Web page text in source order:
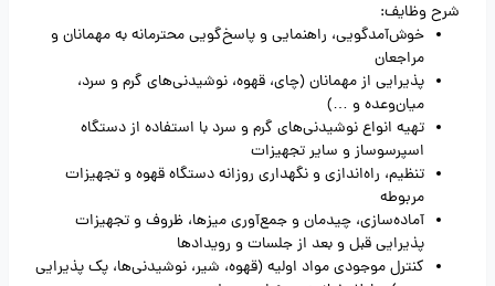
شرح وظایف:
خوش‌آمدگویی، راهنمایی و پاسخ‌گویی محترمانه به مهمانان و
مراجعان
پذیرایی از مهمانان (چای، قهوه، نوشیدنی‌های گرم و سرد،
میان‌وعده و …)
تهیه انواع نوشیدنی‌های گرم و سرد با استفاده از دستگاه
اسپرسوساز و سایر تجهیزات
تنظیم، راه‌اندازی و نگهداری روزانه دستگاه قهوه و تجهیزات
مربوطه
آماده‌سازی، چیدمان و جمع‌آوری میزها، ظروف و تجهیزات
پذیرایی قبل و بعد از جلسات و رویدادها
کنترل موجودی مواد اولیه (قهوه، شیر، نوشیدنی‌ها، پک پذیرایی